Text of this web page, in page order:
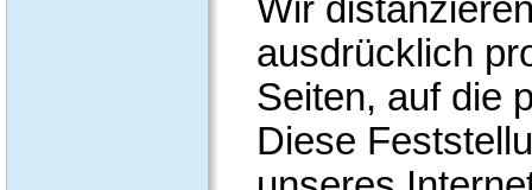
Wir
ausdrücklich
Seiten, auf die
Diese